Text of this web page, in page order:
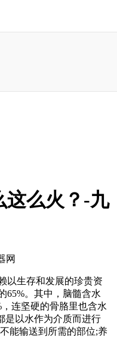
这么火？-九
网
生存和发展的珍贵资
65%。其中，脑髓含水
连坚硬的骨胳里也含水
是以水作为介质而进行
能输送到所需的部位;养